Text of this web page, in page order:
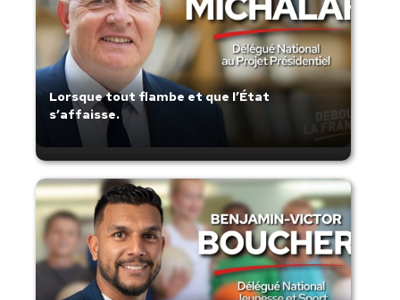
Lorsque tout flambe et que l’État
s’affaisse.